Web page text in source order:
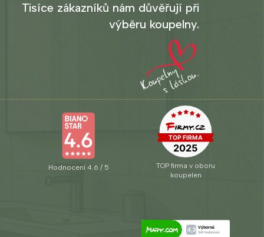
Tisíce zákazníků nám důvěřují při
výběru koupelny.
Hodnocení 4.6 / 5
TOP firma v oboru
koupelen